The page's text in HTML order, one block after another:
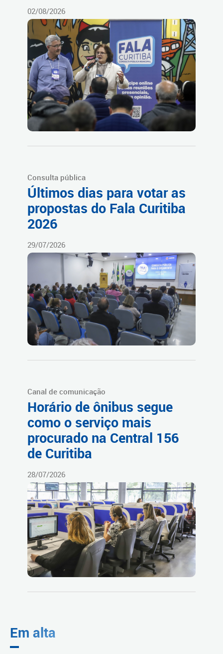
02/08/2026
Consulta pública
Últimos dias para votar as
propostas do Fala Curitiba
2026
29/07/2026
Canal de comunicação
Horário de ônibus segue
como o serviço mais
procurado na Central 156
de Curitiba
28/07/2026
Em alta